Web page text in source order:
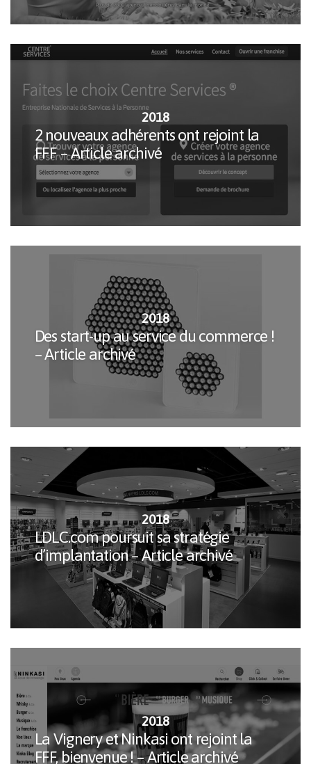
2018
2 nouveaux adhérents ont rejoint la
FFF – Article archivé
2018
Des start-up au service du commerce !
– Article archivé
2018
LDLC.com poursuit sa stratégie
d’implantation – Article archivé
2018
La Vignery et Ninkasi ont rejoint la
FFF, bienvenue ! – Article archivé